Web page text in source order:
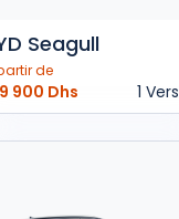
Seagull
de
900 Dhs 1